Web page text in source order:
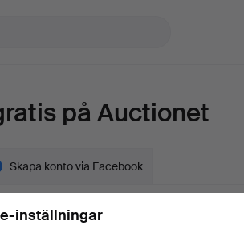
på Auctionet
Skapa konto via Facebook
inställningar